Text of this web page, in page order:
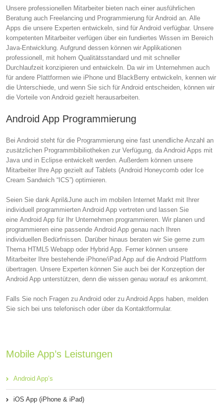
Unsere professionellen Mitarbeiter bieten nach einer ausführlichen
Beratung auch Freelancing und Programmierung für Android an. Alle
Apps die unsere Experten entwickeln, sind für Android verfügbar. Unsere
kompetenten Mitarbeiter verfügen über ein fundiertes Wissen im Bereich
Java-Entwicklung. Aufgrund dessen können wir Applikationen
professionell, mit hohem Qualitätsstandard und mit schneller
Durchlaufzeit konzipieren und entwickeln. Da wir im Unternehmen auch
für andere Plattformen wie iPhone und BlackBerry entwickeln, kennen wir
die Unterschiede, und wenn Sie sich für Android entscheiden, können wir
die Vorteile von Android gezielt herausarbeiten.
Android App Programmierung
Bei Android steht für die Programmierung eine fast unendliche Anzahl an
zusätzlichen Programmbibiliotheken zur Verfügung, da Android Apps mit
Java und in Eclipse entwickelt werden. Außerdem können unsere
Mitarbeiter Ihre App gezielt auf Tablets (Android Honeycomb oder Ice
Cream Sandwich “ICS”) optimieren.
Seien Sie dank April&June auch im mobilen Internet Markt mit Ihrer
individuell programmierten Android App vertreten und lassen Sie
eine Android App für Ihr Unternehmen programmieren. Wir planen und
programmieren eine passende Android App genau nach Ihren
individuellen Bedürfnissen. Darüber hinaus beraten wir Sie gerne zum
Thema HTML5 Webapp oder Hybrid App. Ferner können unsere
Mitarbeiter Ihre bestehende iPhone/iPad App auf die Android Plattform
übertragen. Unsere Experten können Sie auch bei der Konzeption der
Android App unterstützen, denn die wissen genau worauf es ankommt.
Falls Sie noch Fragen zu Android oder zu Android Apps haben, melden
Sie sich bei uns telefonisch oder über da Kontaktformular.
Mobile App’s Leistungen
Android App’s
iOS App (iPhone & iPad)